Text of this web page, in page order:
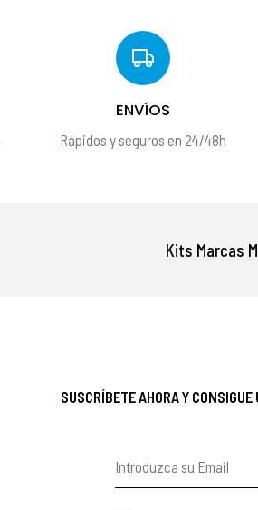
ENVÍOS
Rápidos y seguros en 24/48h
Kits Marcas
SUSCRÍBETE AHORA Y